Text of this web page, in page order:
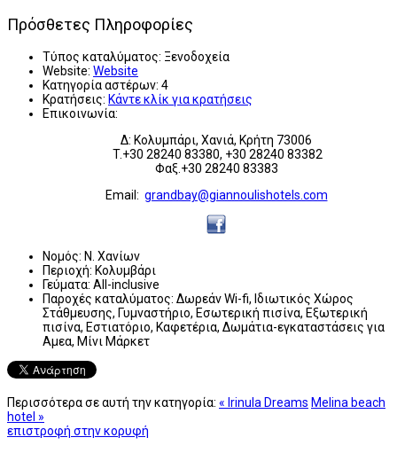
Πρόσθετες Πληροφορίες
Τύπος καταλύματος: Ξενοδοχεία
Website: Website
Κατηγορία αστέρων: 4
Κρατήσεις: Κάντε κλίκ για κρατήσεις
Επικοινωνία:
Δ: Κολυμπάρι, Χανιά, Κρήτη 73006
T.+30 28240 83380, +30 28240 83382
Φαξ.+30 28240 83383
Εmail: grandbay@giannoulishotels.com
Νομός: Ν. Χανίων
Περιοχή: Κολυμβάρι
Γεύματα: All-inclusive
Παροχές καταλύματος: Δωρεάν Wi-fi, Ιδιωτικός Χώρος
Στάθμευσης, Γυμναστήριο, Εσωτερική πισίνα, Εξωτερική
πισίνα, Εστιατόριο, Καφετέρια, Δωμάτια-εγκαταστάσεις για
Αμεα, Μίνι Μάρκετ
Περισσότερα σε αυτή την κατηγορία: « Irinula Dreams Melina beach
hotel »
επιστροφή στην κορυφή